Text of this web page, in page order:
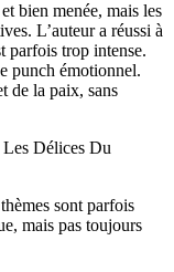
bien menée, mais les
L’auteur a réussi à
parfois trop intense.
punch émotionnel.
de la paix, sans
Délices Du
sont parfois
mais pas toujours